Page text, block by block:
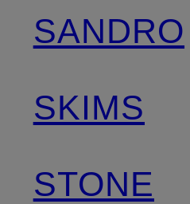
SANDRO
SKIMS
STONE